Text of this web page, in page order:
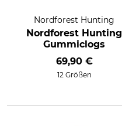
Nordforest Hunting
Nordforest Hunting
Gummiclogs
69,90 €
12 Größen